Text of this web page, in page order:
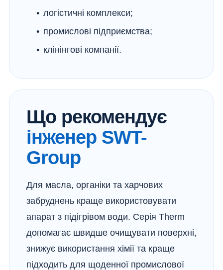
логістичні комплекси;
промислові підприємства;
клінінгові компанії.
Що рекомендує
інженер SWT-
Group
Для масла, органіки та харчових
забруднень краще використовувати
апарат з підігрівом води. Серія Therm
допомагає швидше очищувати поверхні,
знижує використання хімії та краще
підходить для щоденної промислової